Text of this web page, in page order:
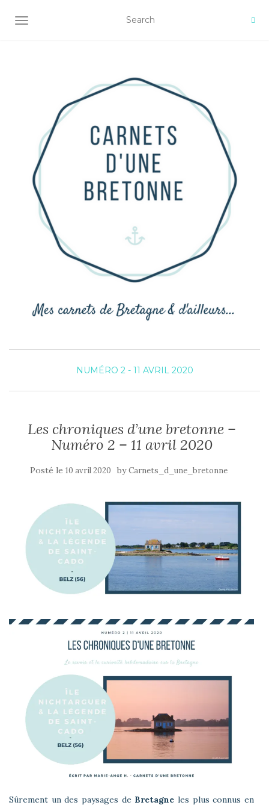
AFFICHER/MASQUER LA NAVIGATION
NUMÉRO 2 - 11 AVRIL 2020
Les chroniques d’une bretonne –
Numéro 2 – 11 avril 2020
Posté le 10 avril 2020 byCarnets_d_une_bretonne
Sûrement un des paysages de Bretagne les plus connus en